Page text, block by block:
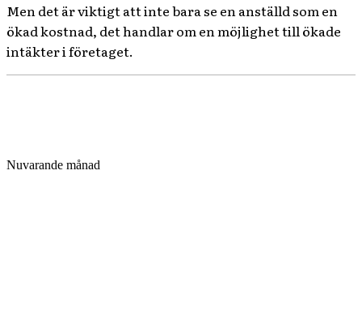
Men det är viktigt att inte bara se en anställd som en
ökad kostnad, det handlar om en möjlighet till ökade
intäkter i företaget.
Nuvarande månad